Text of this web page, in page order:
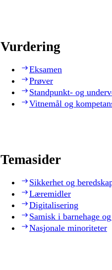
Vurdering
Eksamen
Prøver
Standpunkt- og
Vitnemål og
Temasider
Sikkerhet og
Læremidler
Digitalisering
Samisk i barnehage
Nasjonale minoriteter